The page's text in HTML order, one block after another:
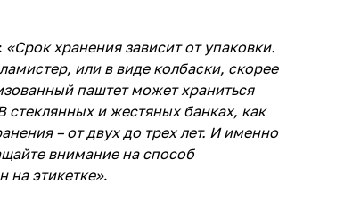
«Срок хранения зависит от упаковки.
или в виде колбаски, скорее
паштет может храниться
стеклянных и жестяных банках, как
– от двух до трех лет. И именно
внимание на способ
на этикетке».